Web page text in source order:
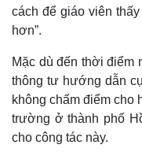
cách để giáo viên
hơn”.
Mặc dù đến thời điểm
thông tư hướng dẫn
không chấm điểm cho
trường ở thành phố
cho công tác này.